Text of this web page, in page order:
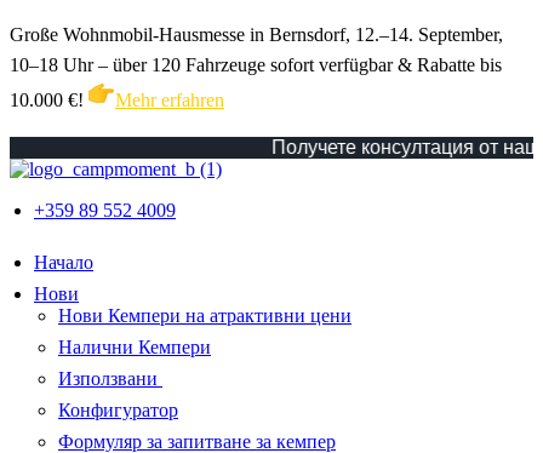
Große Wohnmobil-Hausmesse in Bernsdorf, 12.–14. September,
10–18 Uhr – über 120 Fahrzeuge sofort verfügbar & Rabatte bis
10.000 €!
Mehr erfahren
Получете консултация от наш
+359 89 552 4009
Начало
Нови
Нови Кемпери на атрактивни цени
Налични Кемпери
Използвани
Конфигуратор
Формуляр за запитване за кемпер